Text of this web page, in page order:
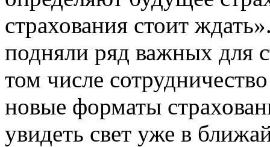
страхования стоит
подняли ряд важных для
том числе
новые форматы
увидеть свет уже в